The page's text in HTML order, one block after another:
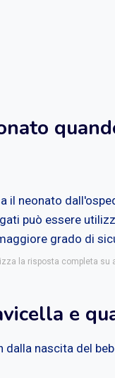
il neonato
può essere
grado di
la risposta completa su
e
dalla nascita del